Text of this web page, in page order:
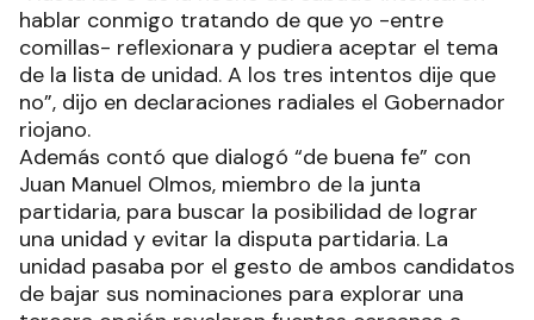
hablar conmigo tratando de que yo -entre
comillas- reflexionara y pudiera aceptar el tema
de la lista de unidad. A los tres intentos dije que
no”, dijo en declaraciones radiales el Gobernador
riojano.
Además contó que dialogó “de buena fe” con
Juan Manuel Olmos, miembro de la junta
partidaria, para buscar la posibilidad de lograr
una unidad y evitar la disputa partidaria. La
unidad pasaba por el gesto de ambos candidatos
de bajar sus nominaciones para explorar una